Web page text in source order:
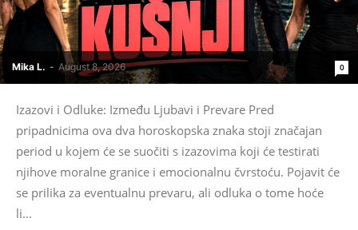
Mika L. - August 8, 2026 0
Izazovi i Odluke: Između Ljubavi i Prevare Pred
pripadnicima ova dva horoskopska znaka stoji značajan
period u kojem će se suočiti s izazovima koji će testirati
njihove moralne granice i emocionalnu čvrstoću. Pojavit će
se prilika za eventualnu prevaru, ali odluka o tome hoće
li...